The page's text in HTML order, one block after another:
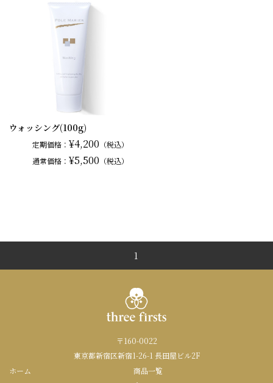
ウォッシング(100g)
定期価格：¥4,200 （税込）
通常価格：¥5,500 （税込）
1
〒160-0022
東京都新宿区新宿1-26-1 長田屋ビル2F
ホーム
商品一覧